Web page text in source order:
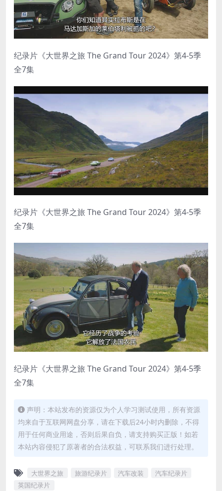
纪录片《大世界之旅 The Grand Tour 2024》第4-5季
全7集
纪录片《大世界之旅 The Grand Tour 2024》第4-5季
全7集
纪录片《大世界之旅 The Grand Tour 2024》第4-5季
全7集
声明：本站发布的资源仅为个人学习测试使用，所有资源
均来自于互联网网盘分享，请在下载后24小时内删除，不得
用于任何商业用途，否则后果自负，请支持购买正版！如若
本站内容侵犯了原著者的合法权益，可联系我们进行处理。
大世界之旅 旅游纪录片 汽车改装
汽车纪录片
英国纪录片